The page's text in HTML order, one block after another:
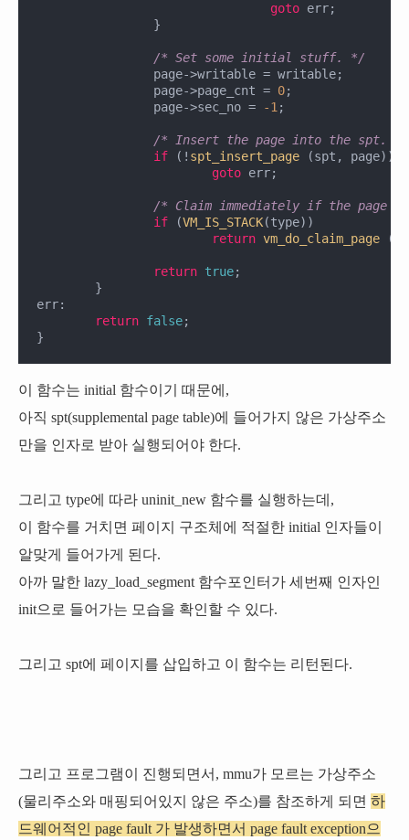
goto err;
/* Set some initial stuff. */
		page->page_cnt =
0;
		page->sec_no =
-1 ;
/* Insert the page into the spt. */
if (! spt_insert_page (spt, page))
goto err;
/* Claim immediately if the page
if (VM_IS_STACK(type))
return vm_do_claim_page
return true;
err:
return false;
}
이 함수는 initial 함수이기 때문에,
아직 spt(supplemental page table)에 들어가지 않은 가상주소
만을 인자로 받아 실행되어야 한다.
그리고 type에 따라 uninit_new 함수를 실행하는데,
이 함수를 거치면 페이지 구조체에 적절한 initial 인자들이
알맞게 들어가게 된다.
아까 말한 lazy_load_segment 함수포인터가 세번째 인자인
init으로 들어가는 모습을 확인할 수 있다.
그리고 spt에 페이지를 삽입하고 이 함수는 리턴된다.
그리고 프로그램이 진행되면서, mmu가 모르는 가상주소
(물리주소와 매핑되어있지 않은 주소)를 참조하게 되면 하
드웨어적인 page fault 가 발생하면서 page fault exception으